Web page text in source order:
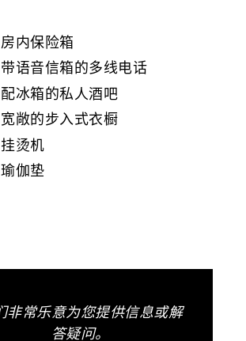
房内保险箱
带语音信箱的多线电话
配冰箱的私人酒吧
宽敞的步入式衣橱
挂烫机
瑜伽垫
非常乐意为您提供信息或解
答疑问。